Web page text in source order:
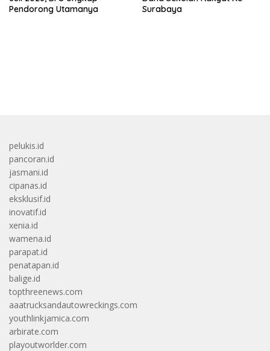
Pendorong Utamanya
Surabaya
pelukis.id
pancoran.id
jasmani.id
cipanas.id
eksklusif.id
inovatif.id
xenia.id
wamena.id
parapat.id
penatapan.id
balige.id
topthreenews.com
aaatrucksandautowreckings.com
youthlinkjamica.com
arbirate.com
playoutworlder.com